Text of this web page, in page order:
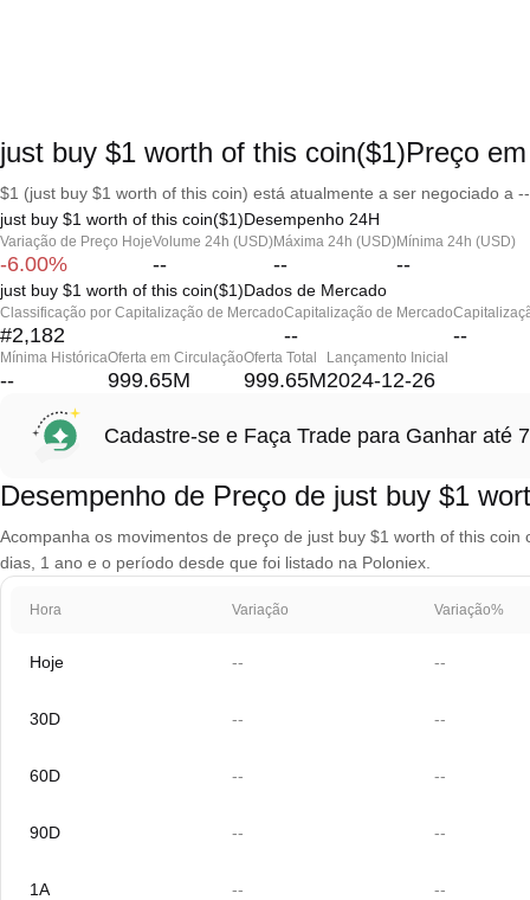
just buy $1 worth of this coin($1)Preço
$1 (just buy $1 worth of this coin) está atualmente a ser negociado a
just buy $1 worth of this coin($1)Desempenho 24H
Variação de Preço Hoje
-6.00%
Volume 24h (USD)
--
Máxima 24h (USD)
--
Mínima 24h (USD)
--
just buy $1 worth of this coin($1)Dados de Mercado
Classificação por Capitalização de Mercado
#2,182
Capitalização de Mercado
-- --
Mínima Histórica
--
Oferta em Circulação
999.65M
Oferta Total
999.65M
Lançamento Inicial
2024-12-26
Cadastre-se e Faça Trade para Ganhar até
Desempenho de Preço de just buy $1
Acompanha os movimentos de preço de just buy $1 worth of this
dias, 1 ano e o período desde que foi listado na Poloniex.
Hora Variação Variação%
Hoje -- --
30D -- --
60D -- --
90D -- --
1A -- --